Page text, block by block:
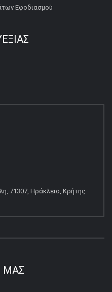
Εφοδιασμού
71307, Ηράκλειο, Κρήτης
ΜΑΣ